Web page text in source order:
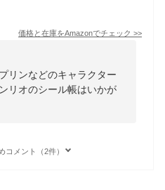
価格と在庫をAmazonでチェック >>
リンなどのキャラクター
リオのシール帳はいかが
コメント（2件）